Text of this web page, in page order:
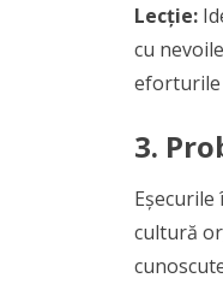
Lecție:
cu
eforturile
3.
cultură